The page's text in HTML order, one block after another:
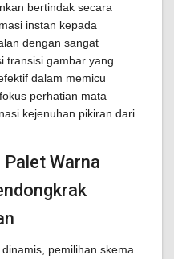
bertindak secara
instan kepada
dengan sangat
transisi gambar yang
dalam memicu
perhatian mata
kejenuhan pikiran dari
Palet Warna
pemilihan skema